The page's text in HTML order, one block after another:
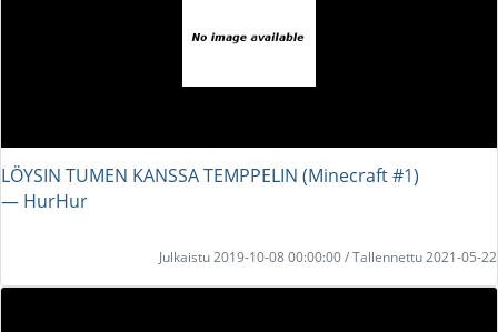
LÖYSIN TUMEN KANSSA TEMPPELIN (Minecraft #1)
― HurHur
Julkaistu 2019-10-08 00:00:00 / Tallennettu 2021-05-22